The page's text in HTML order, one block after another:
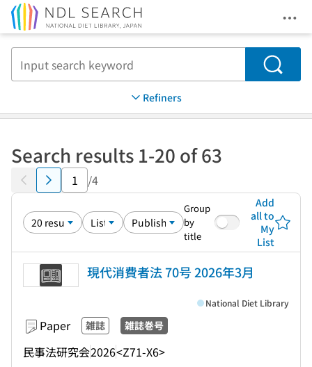
Search
Refiners
Search results 1-20 of 63
/4
Group
by
title
Add
all to
My
List
現代消費者法 70号 2026年3月
Paper 雑誌 雑誌巻号
民事法研究会2026<Z71-X6>
National Diet Library